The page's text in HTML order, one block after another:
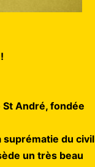
André, fondée
suprématie du civil
un très beau